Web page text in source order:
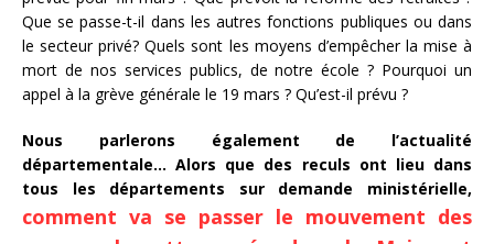
Que se passe-t-il dans les autres fonctions publiques ou dans
le secteur privé? Quels sont les moyens d’empêcher la mise à
mort de nos services publics, de notre école ? Pourquoi un
appel à la grève générale le 19 mars ? Qu’est-il prévu ?
Nous parlerons également de l’actualité
départementale… Alors que des reculs ont lieu dans
tous les départements sur demande ministérielle,
comment va se passer le mouvement des